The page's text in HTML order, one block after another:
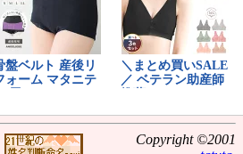
Copyright ©2001